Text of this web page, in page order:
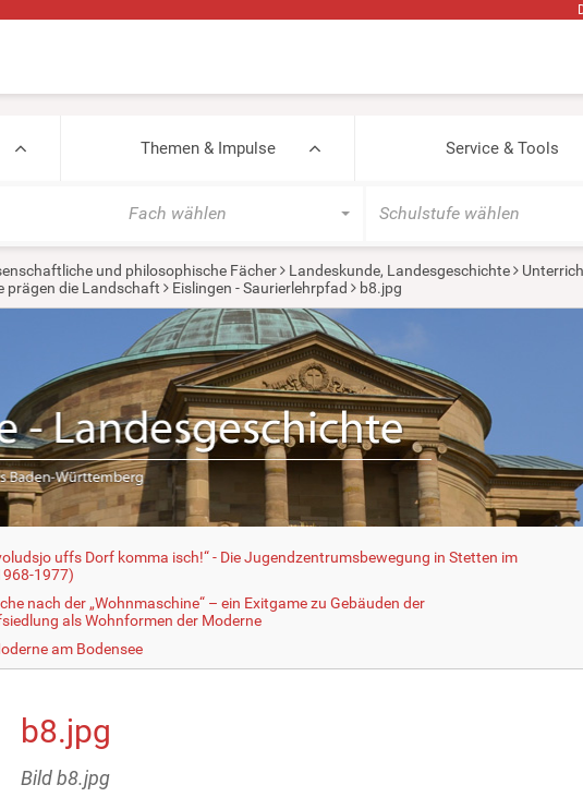
Themen & Impulse Service & Tools
Fach wählen Schulstufe wählen
und philosophische Fächer Landeskunde, Landesgeschichte
prägen die Landschaft Eislingen - Saurierlehrpfad b8.jpg
uffs Dorf komma isch!“ - Die Jugendzentrumsbewegung in Stetten im
1977)
nach der „Wohnmaschine“ – ein Exitgame zu Gebäuden der
als Wohnformen der Moderne
am Bodensee
b8.jpg
Bild b8.jpg